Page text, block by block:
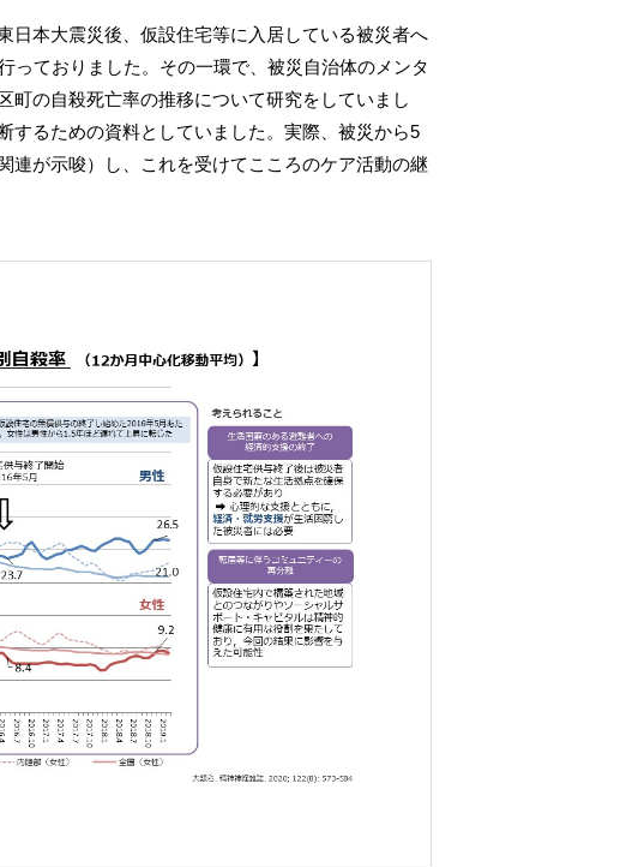
日本大震災後、仮設住宅等に入居している被災者へ
っておりました。その一環で、被災自治体のメンタ
町の自殺死亡率の推移について研究をしていまし
するための資料としていました。実際、被災から5
連が示唆）し、これを受けてこころのケア活動の継